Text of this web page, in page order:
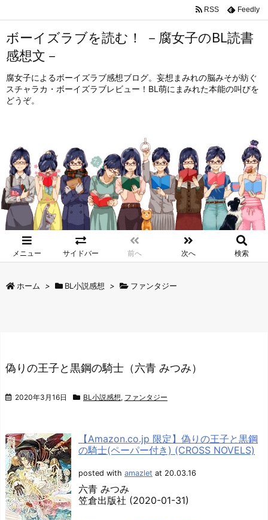
ボーイズラブを読む！ －腐女子のBL読書
感想文－
腐女子によるボーイズラブ感想ブログ。妄想まみれの脳みそが紡ぐ
スチャラカ・ボーイズラブレビュー！BL萌にまみれた本能の叫びを
どうぞ。
メニュー サイドバー 前へ 次へ 検索
RSS Feedly
ホーム > BL小説感想 > ファンタジー
偽りの王子と黒鋼の騎士（六青 みつみ）
2020年3月16日 BL小説感想, ファンタジー
【Amazon.co.jp 限定】偽りの王子と黒鋼
の騎士(ペーパー付き) (CROSS NOVELS)
posted with amazlet at 20.03.16
六青 みつみ
笠倉出版社 (2020-01-31)